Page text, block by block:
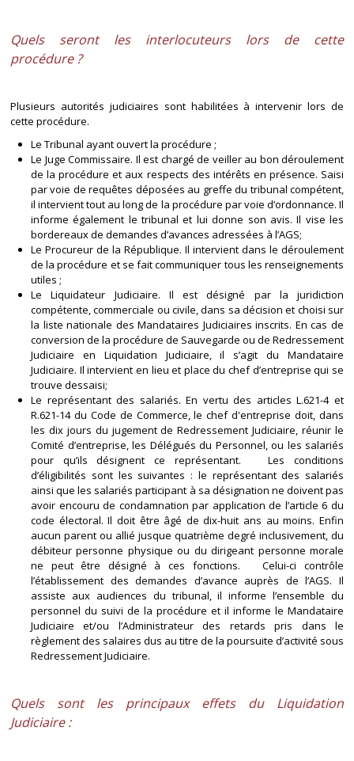
Quels seront les interlocuteurs lors de cette
procédure ?
Plusieurs autorités judiciaires sont habilitées à intervenir lors de
cette procédure.
Le Tribunal ayant ouvert la procédure ;
Le Juge Commissaire. Il est chargé de veiller au bon déroulement
de la procédure et aux respects des intérêts en présence. Saisi
par voie de requêtes déposées au greffe du tribunal compétent,
il intervient tout au long de la procédure par voie d’ordonnance. Il
informe également le tribunal et lui donne son avis. Il vise les
bordereaux de demandes d’avances adressées à l’AGS;
Le Procureur de la République. Il intervient dans le déroulement
de la procédure et se fait communiquer tous les renseignements
utiles ;
Le Liquidateur Judiciaire. Il est désigné par la juridiction
compétente, commerciale ou civile, dans sa décision et choisi sur
la liste nationale des Mandataires Judiciaires inscrits. En cas de
conversion de la procédure de Sauvegarde ou de Redressement
Judiciaire en Liquidation Judiciaire, il s’agit du Mandataire
Judiciaire. Il intervient en lieu et place du chef d’entreprise qui se
trouve dessaisi;
Le représentant des salariés. En vertu des articles L.621-4 et
R.621-14 du Code de Commerce, le chef d'entreprise doit, dans
les dix jours du jugement de Redressement Judiciaire, réunir le
Comité d’entreprise, les Délégués du Personnel, ou les salariés
pour qu’ils désignent ce représentant. Les conditions
d’éligibilités sont les suivantes : le représentant des salariés
ainsi que les salariés participant à sa désignation ne doivent pas
avoir encouru de condamnation par application de l’article 6 du
code électoral. Il doit être âgé de dix-huit ans au moins. Enfin
aucun parent ou allié jusque quatrième degré inclusivement, du
débiteur personne physique ou du dirigeant personne morale
ne peut être désigné à ces fonctions. Celui-ci contrôle
l’établissement des demandes d’avance auprès de l’AGS. Il
assiste aux audiences du tribunal, il informe l’ensemble du
personnel du suivi de la procédure et il informe le Mandataire
Judiciaire et/ou l’Administrateur des retards pris dans le
règlement des salaires dus au titre de la poursuite d’activité sous
Redressement Judiciaire.
Quels sont les principaux effets du Liquidation
Judiciaire :